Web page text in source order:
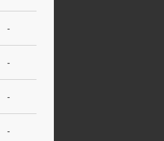
-
-
-
-